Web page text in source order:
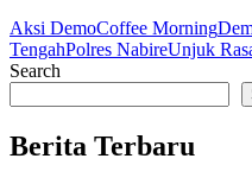
Aksi DemoCoffee Morning
TengahPolres NabireUnjuk
Search
Berita Terbaru